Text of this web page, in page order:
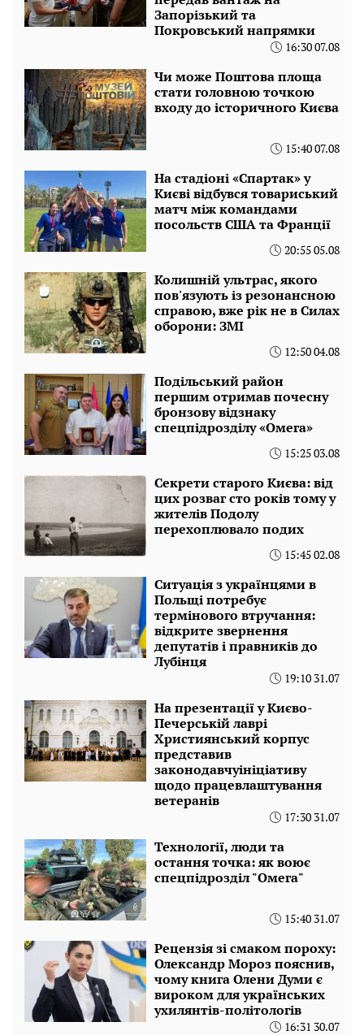
Запорізький та
Покровський напрямки
16:30 07.08
Чи може Поштова площа
стати головною точкою
входу до історичного Києва
15:40 07.08
На стадіоні «Спартак» у
Києві відбувся товариський
матч між командами
посольств США та Франції
20:55 05.08
Колишній ультрас, якого
пов'язують із резонансною
справою, вже рік не в Силах
оборони: ЗМІ
12:50 04.08
Подільський район
першим отримав почесну
бронзову відзнаку
спецпідрозділу «Омега»
15:25 03.08
Секрети старого Києва: від
цих розваг сто років тому у
жителів Подолу
перехоплювало подих
15:45 02.08
Ситуація з українцями в
Польщі потребує
термінового втручання:
відкрите звернення
депутатів і правників до
Лубінця
19:10 31.07
На презентації у Києво-
Печерській лаврі
Християнський корпус
представив
законодавчуініціативу
щодо працевлаштування
ветеранів
17:30 31.07
Технології, люди та
остання точка: як воює
спецпідрозділ "Омега"
15:40 31.07
Рецензія зі смаком пороху:
Олександр Мороз пояснив,
чому книга Олени Думи є
вироком для українських
ухилянтів-політологів
16:31 30.07